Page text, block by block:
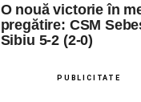
O nouă victorie în
pregătire: CSM
Sibiu 5-2 (2-0)
PUBLICITATE